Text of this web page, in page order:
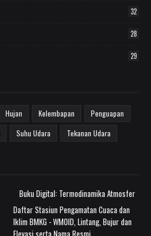
32
28
29
Hujan Kelembapan
Penguapan
Suhu Udara Tekanan Udara
Buku Digital: Termodinamika Atmosfer
Daftar Stasiun Pengamatan Cuaca dan
Iklim BMKG - WMOID, Lintang, Bujur dan
Elevasi serta Nama Resmi